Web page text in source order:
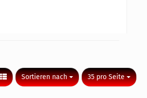
Sortieren nach
Sortieren nach 35 pro Seite
pro Seite